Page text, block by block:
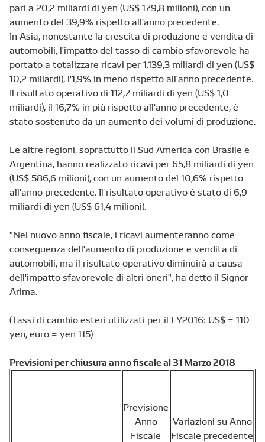
pari a 20,2 miliardi di yen (US$ 179,8 milioni),con un
aumentodel 39,9% rispetto all'annoprecedente.
In Asia, nonostante la crescita di produzione e vendita di
automobili, l'impatto del tasso di cambio sfavorevole ha
portato a totalizzare ricavi per 1.139,3miliardi di yen (US$
10,2 miliardi),l'1,9% in menorispetto all'anno precedente.
Il risultatooperativodi 112,7miliardi di yen (US$1,0
miliardi), il 16,7% in più rispetto all'anno precedente,è
stato sostenutoda un aumento dei volumi di produzione.
Le altre regioni, soprattutto il Sud America con Brasile e
Argentina,hanno realizzato ricavi per 65,8miliardi di yen
(US$586,6 milioni), con un aumento del 10,6% rispetto
all'annoprecedente. Il risultato operativo è stato di 6,9
miliardi di yen (US$ 61,4 milioni).
"Nel nuovoanno fiscale,i ricavi aumenteranno come
conseguenza dell'aumentodi produzione e vendita di
automobili, ma il risultatooperativodiminuirà a causa
dell'impatto sfavorevole di altri oneri", ha dettoil Signor
Arima.
(Tassi di cambioesteri utilizzati peril FY2016: US$ = 110
yen,euro = yen 115)
Previsioni per chiusura anno fiscale al 31 Marzo 2018
Previsione
Anno
Fiscale
Variazioni su Anno
Fiscale precedente